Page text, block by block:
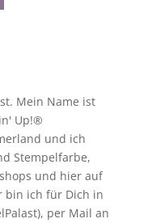
Mein Name ist
Up!®
und ich
Stempelfarbe,
und hier auf
bin ich für Dich in
per Mail an